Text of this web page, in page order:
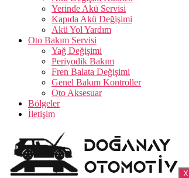
Yerinde Akü Servisi
Kapıda Akü Değişimi
Akü Yol Yardım
Oto Bakım Servisi
Yağ Değişimi
Periyodik Bakım
Fren Balata Değişimi
Genel Bakım Kontroller
Oto Aksesuar
Bölgeler
İletişim
X